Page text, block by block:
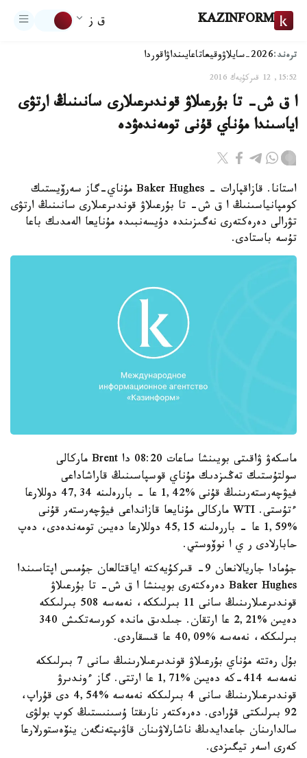
KAZINFORM ق ز
ترەند:2026-سايلاۋ وقيعاتاعايىنداۋاقوردا
15:52, 12 قىركۇيەك 2016
ا ق ش- تا بۇرعىلاۋ قوندىرعىلارى سانىنىڭ ارتۋى
اياسىندا مۇناي قۇنى تومەندەۋدە
استانا. قازاقپارات - Baker Hughes مۇناي-گاز سەرۆيستىك
كومپانياسىنىڭ ا ق ش- تا بۇرعىلاۋ قوندىرعىلارى سانىنىڭ ارتۋى
تۋرالى دەرەكتەرى نەگىزىندە دۇيسەنبىدە مۇنايعا الەمدىك باعا
تۇسە باستادى.
ماسكەۋ ۋاقىتى بويىنشا ساعات 08:20 دا Brent ماركالى
سولتۇستىك تەڭىزدىك مۇناي قوسپاسىنىڭ قاراشاداعى
فيۋچەرستەرىنىڭ قۇنى %1,42 عا - باررەلىنە 47,34 دوللارعا
ءتۇستى. WTI ماركالى مۇنايعا قازانداعى فيۋچەرستەر قۇنى
%1,59 عا - باررەلىنە 45,15 دوللارعا دەيىن تومەندەدى، دەپ
حابارلادى ر ي ا نوۆوستي.
جۇمادا جاريالانعان 9- قىركۇيەكتە اياقتالعان جۇمىس اپتاسىندا
Baker Hughes دەرەكتەرى بويىنشا ا ق ش- تا بۇرعىلاۋ
قوندىرعىلارىنىڭ سانى 11 بىرلىككە، نەمەسە 508 بىرلىككە
دەيىن %2,21 عا ارتقان. جىلدىق ماندە كورسەتكىش 340
بىرلىككە، نەمەسە %40,09 عا قىسقاردى.
بۇل رەتتە مۇناي بۇرعىلاۋ قوندىرعىلارىنىڭ سانى 7 بىرلىككە
نەمەسە 414-كە دەيىن %1,71 عا ارتتى. گاز ءوندىرۋ
قوندىرعىلارىنىڭ سانى 4 بىرلىككە نەمەسە %4,54 دى قۇراپ،
92 بىرلىكتى قۇرادى. دەرەكتەر نارىقتا ۇسىنىستىڭ كوپ بولۋى
سالدارىنان جاعدايدىڭ ناشارلاۋىنان قاۋىپتەنگەن ينۆەستورلارعا
كەرى اسەر تيگىزدى.